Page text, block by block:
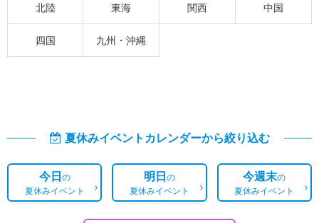
北陸 東海 関西 中国
四国 九州・沖縄
夏休みイベントカレンダーから絞り込む
今日の
夏休みイベント
明日の
夏休みイベント
今週末の
夏休みイベント